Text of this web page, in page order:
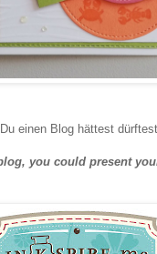
einen Blog hättest
you could present